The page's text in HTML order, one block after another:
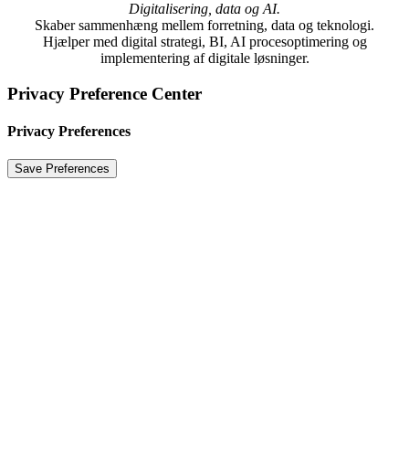
Digitalisering, data og AI.
Skaber sammenhæng mellem forretning, data og teknologi.
Hjælper med digital strategi, BI, AI procesoptimering og
implementering af digitale løsninger.
Privacy Preference Center
Privacy Preferences